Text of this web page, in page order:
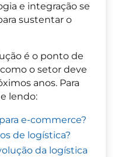
e integração se
sustentar o
é o ponto de
o setor deve
anos. Para
lendo:
e-commerce?
de logística?
da logística